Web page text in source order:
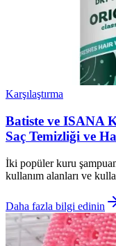
Karşılaştırma
Batiste ve ISANA
Saç Temizliği ve
İki popüler kuru
kullanım alanları ve
Daha fazla bilgi edinin